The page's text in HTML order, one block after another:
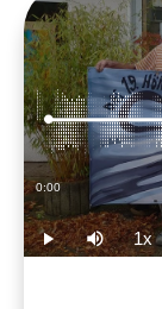
Play Mute 1x
Current
Time
0:00
Loaded:
0.54%